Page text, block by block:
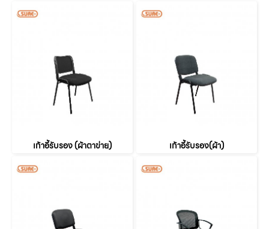
เก้าอี้รับรอง (ผ้าตาข่าย) เก้าอี้รับรอง(ผ้า)